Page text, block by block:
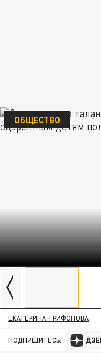
ОБЩЕСТВО
ЕКАТЕРИНА ТРИФОНОВА
ПОДПИШИТЕСЬ: